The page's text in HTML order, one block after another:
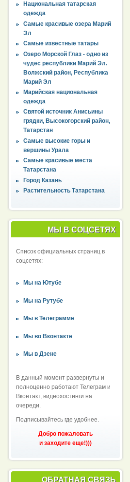
Национальная татарская
одежда
Самые красивые озера Марий
Эл
Самые известные татары
Озеро Морской Глаз - одно из
чудес республики Марий Эл.
Волжский район, Республика
Марий Эл
Марийская национальная
одежда
Святой источник Анисьины
грядки, Высокогорский район,
Татарстан
Самые высокие горы и
вершины Урала
Самые красивые места
Татарстана
Город Казань
Растительность Татарстана
МЫ В СОЦСЕТЯХ
Список официальных страниц в
соцсетях:
Мы на Ютубе
Мы на Рутубе
Мы в Телеграмме
Мы во Вконтакте
Мы в Дзене
В данный момент развернуты и
полноценно работают Телеграм и
Вконтакт, видеохостинги на
очереди.
Подписывайтесь где удобнее.
Добро пожаловать
и заходите еще!)))
ОБРАТНАЯ СВЯЗЬ